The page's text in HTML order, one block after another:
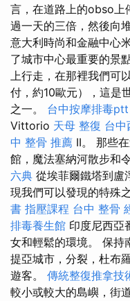
言，在道路上的obso上
過一天的三倍，然後向
意大利時尚和金融中心
了城市中心最重要的景
上行走，在那裡我們可
付，約10歐元），這是
之一。 台中按摩排毒ptt
Vittorio 天母 整復 台中
中 整骨 推薦 II。 那些
館，魔法塞納河散步和
六典 從埃菲爾鐵塔到盧
現我們可以發現的特殊
書 指壓課程 台中 整骨
排毒養生館 印度尼西亞
女和輕鬆的環境。 保持
提亞城市，分裂，杜布
遊客。 傳統整復推拿技
較小或較大的島嶼，街